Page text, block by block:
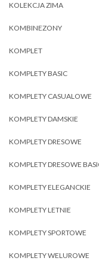
KOLEKCJA ZIMA
KOMBINEZONY
KOMPLET
KOMPLETY BASIC
KOMPLETY CASUALOWE
KOMPLETY DAMSKIE
KOMPLETY DRESOWE
KOMPLETY DRESOWE
KOMPLETY ELEGANCKIE
KOMPLETY LETNIE
KOMPLETY SPORTOWE
KOMPLETY WELUROWE